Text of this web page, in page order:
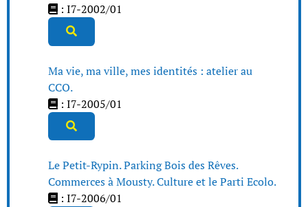
: I7-2002/01
Ma vie, ma ville, mes identités : atelier au
CCO.
: I7-2005/01
Le Petit-Rypin. Parking Bois des Rêves.
Commerces à Mousty. Culture et le Parti Ecolo.
: I7-2006/01